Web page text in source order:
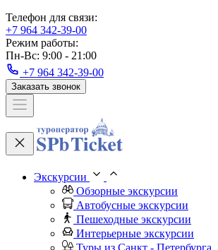
Телефон для связи:
+7 964 342-39-00
Режим работы:
Пн-Вс: 9:00 - 21:00
+7 964 342-39-00
Заказать звонок
Экскурсии
Обзорные экскурсии
Автобусные экскурсии
Пешеходные экскурсии
Интерьерные экскурсии
Туры из Санкт - Петербурга